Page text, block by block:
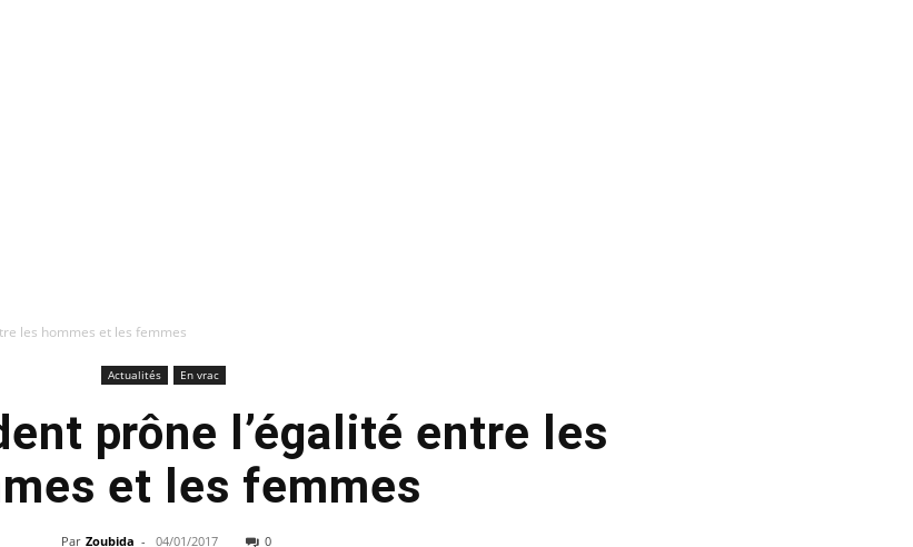
les hommes et les femmes
Actualités En vrac
prône l’égalité entre les
et les femmes
Par Zoubida - 04/01/2017 0